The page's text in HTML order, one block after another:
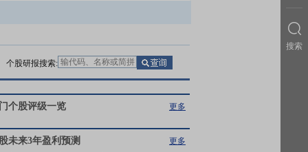
个股研报搜索:
个股评级一览 更多
未来3年盈利预测 更多
搜索